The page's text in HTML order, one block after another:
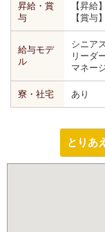
昇給・賞
与
【昇給
【賞与
給与モデ
ル
シニア
リーダ
マネー
寮・社宅 あり
とりあ